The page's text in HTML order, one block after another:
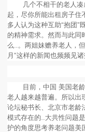
几个不相干的老人
起，尽你所能出租房子住
多人认为这种互助“抱团”
的精神需求。然而与此同
么..。两姐妹赡养老人，
月”这样的新闻也频频见
目前，中国 美国老
老人越来越普遍。所以出
论坛秘书长、北京市老龄
模式存在的..大共性问题
护的角度思考养老问题美